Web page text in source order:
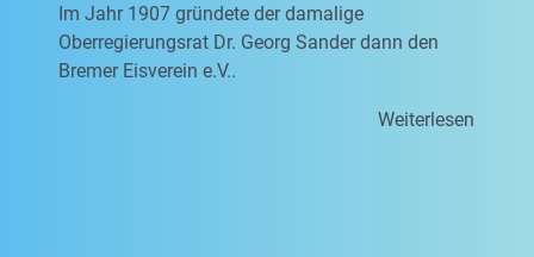
Im Jahr 1907 gründete der damalige
Oberregierungsrat Dr. Georg Sander dann den
Bremer Eisverein e.V..
Weiterlesen